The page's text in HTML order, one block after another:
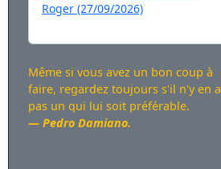
Roger (27/09/2026)
Même si vous avez un bon coup à
faire, regardez toujours s'il n'y en a
pas un qui lui soit préférable.
Pedro Damiano.